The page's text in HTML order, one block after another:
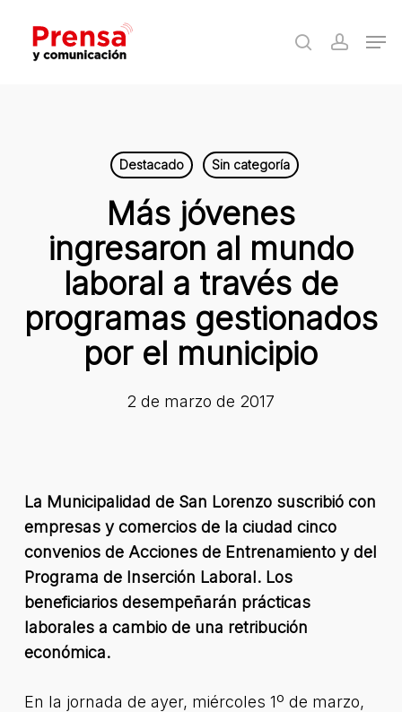
main
search
Destacado Sin categoría
Más jóvenes
ingresaron al mundo
laboral a través de
programas gestionados
por el municipio
2 de marzo de 2017
La Municipalidad de San Lorenzo suscribió con
empresas y comercios de la ciudad cinco
convenios de Acciones de Entrenamiento y del
Programa de Inserción Laboral. Los
beneficiarios desempeñarán prácticas
laborales a cambio de una retribución
económica.
En la jornada de ayer, miércoles 1º de marzo,